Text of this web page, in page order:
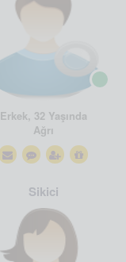
Erkek, 32 Yaşında
Ağrı
Sikici